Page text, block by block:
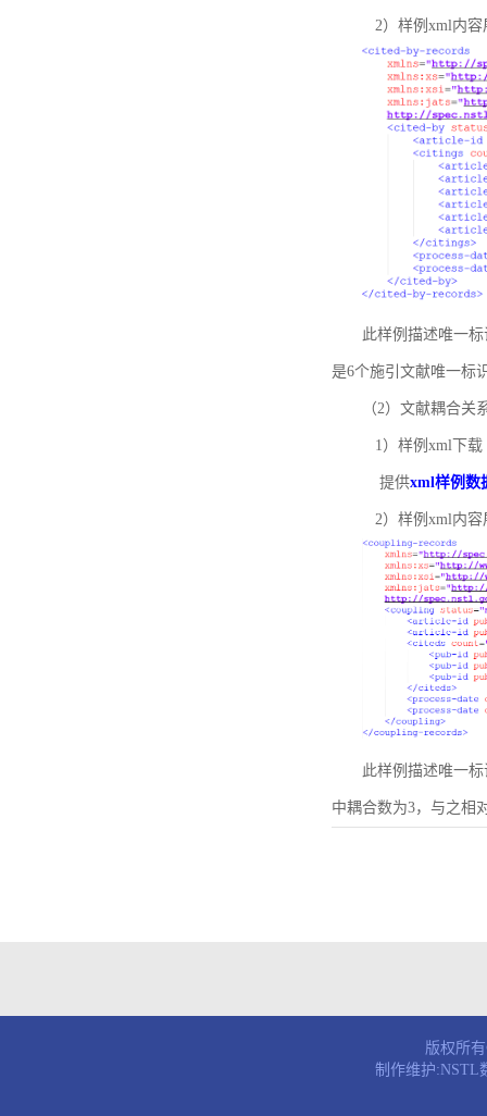
2）样例xml内容
此样例描述唯一标
是6个施引文献唯一标
（2）文献耦合关
1）样例xml下载
提供xml样例数
2）样例xml内容
此样例描述唯一标
中耦合数为3，与之相
版权所
制作维护:NSTL